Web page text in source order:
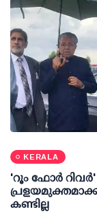
KERALA
'റൂം ഫോര്‍
കണ്ടില്ല